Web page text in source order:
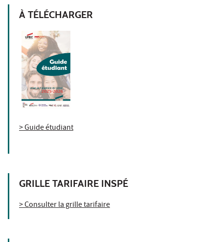
À TÉLÉCHARGER
> Guide étudiant
GRILLE TARIFAIRE INSPÉ
> Consulter la grille tarifaire